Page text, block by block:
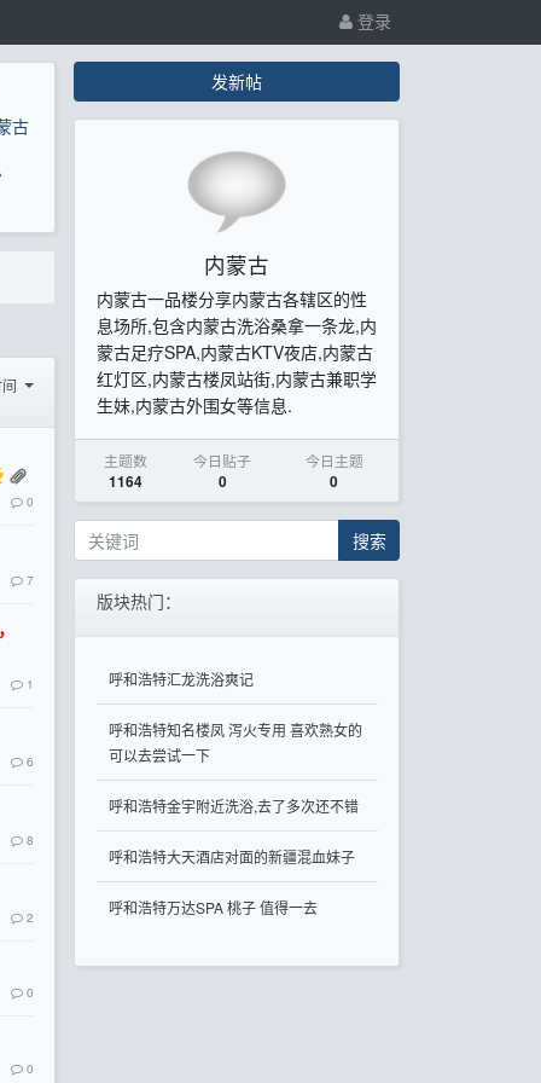
登录
古
0
7
1
6
8
2
0
0
发新帖
内蒙古
内蒙古一品楼分享内蒙古各辖区的性
息场所,包含内蒙古洗浴桑拿一条龙,内
蒙古足疗SPA,内蒙古KTV夜店,内蒙古
红灯区,内蒙古楼凤站街,内蒙古兼职学
生妹,内蒙古外围女等信息.
主题数
1164
今日贴子
0
今日主题
0
搜索
版块热门：
呼和浩特汇龙洗浴爽记
呼和浩特知名楼凤 泻火专用 喜欢熟女的
可以去尝试一下
呼和浩特金宇附近洗浴,去了多次还不错
呼和浩特大天酒店对面的新疆混血妹子
呼和浩特万达SPA 桃子 值得一去